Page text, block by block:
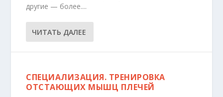
другие — более....
ЧИТАТЬ ДАЛЕЕ
СПЕЦИАЛИЗАЦИЯ. ТРЕНИРОВКА
ОТСТАЮЩИХ МЫШЦ ПЛЕЧЕЙ